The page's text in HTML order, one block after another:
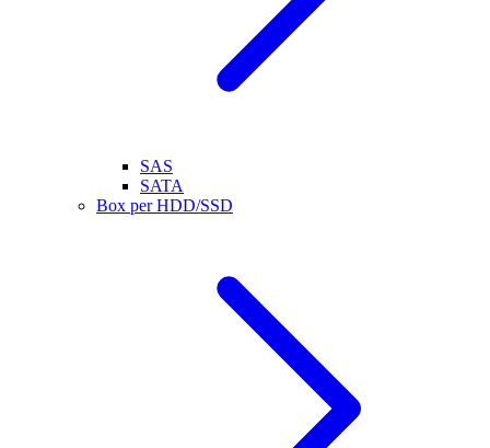
SAS
SATA
Box per HDD/SSD